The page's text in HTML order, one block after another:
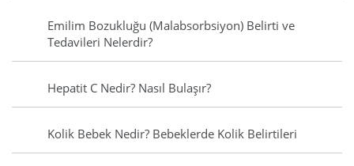
Emilim Bozukluğu (Malabsorbsiyon) Belirti ve
Tedavileri Nelerdir?
Hepatit C Nedir? Nasıl Bulaşır?
Kolik Bebek Nedir? Bebeklerde Kolik Belirtileri